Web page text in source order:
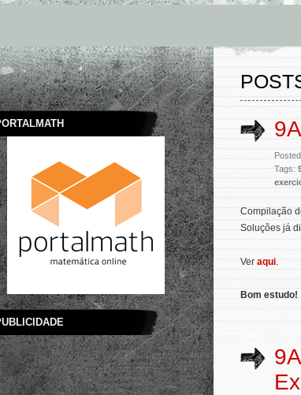
Tags:
Compilação
Soluções já
Ver aqui
Bom estudo!